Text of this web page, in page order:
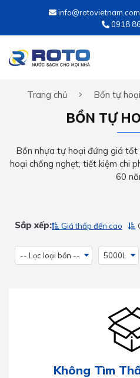
info@rotovietnam.com
0918
Trang chủ Bồn tự hoại
BỒN TỰ
Bồn nhựa tự hoại đứng giá
hoại chống nghẹt, tiết kiệm chi
60
Sắp xếp: Giá thấp đến cao
-- Lọc loại bồn -- 5000L
Không Tìm